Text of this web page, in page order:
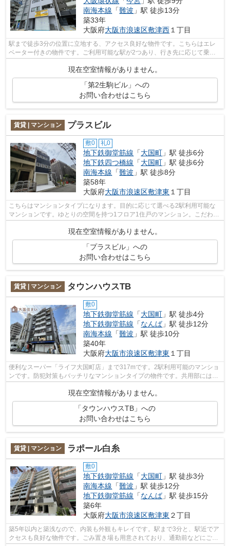
南海本線 「難波 」駅 徒歩13分
築33年
大阪府大阪市浪速区敷津西 １丁目
駅まで徒歩3分の位置に立地する、アクセス良好な物件です。こちらはエレ
ベーター付きの物件です。ご利用可能な駅が2つあり、行き先に応じて乗車
現在空室情報がありません。
「第2生駒ビル」への
お問い合わせはこちら
賃貸 | マンション プラスビル
敷0 礼0
地下鉄御堂筋線 「大国町 」駅 徒歩6分
地下鉄四つ橋線 「大国町 」駅 徒歩6分
南海本線 「難波 」駅 徒歩8分
築58年
大阪府大阪市浪速区敷津東 １丁目
こちらはマンションタイプになります。目的に応じて選べる2駅利用可能な
マンションです。ゆとりの空間を持つ1フロア1住戸のマンション。こだわり
ポイント満載のプラスビル。交通利便性...
現在空室情報がありません。
「プラスビル」への
お問い合わせはこちら
賃貸 | マンション タウンハウスTB
敷0
地下鉄御堂筋線 「大国町 」駅 徒歩4分
地下鉄御堂筋線 「なんば」駅 徒歩12分
南海本線 「難波 」駅 徒歩10分
築40年
大阪府大阪市浪速区敷津東 １丁目
便利なスーパー「ライフ大国町店」まで317mです。2駅利用可能のマンショ
ンです。防犯対策もバッチリなマンションタイプの物件です。共用部には敷
現在空室情報がありません。
「タウンハウスTB」への
お問い合わせはこちら
賃貸 | マンション ラポール白糸
敷0
地下鉄御堂筋線 「大国町 」駅 徒歩3分
南海本線 「難波 」駅 徒歩12分
地下鉄御堂筋線 「なんば」駅 徒歩15分
築6年
大阪府大阪市浪速区敷津東 ２丁目
築5年以内と築浅なので、内装も外観もキレイです。駅まで3分と、駅近でア
クセスも良好な物件です。ごみ置き場も用意されており、通勤前などにごみ